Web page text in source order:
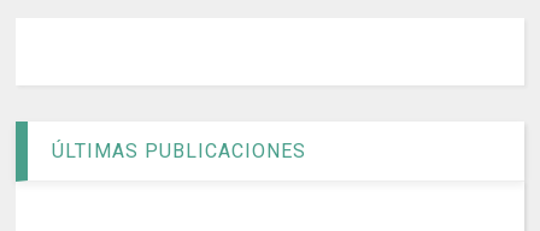
ÚLTIMAS PUBLICACIONES